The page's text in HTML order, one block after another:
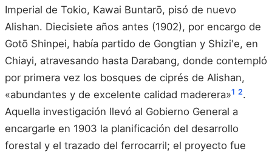
Imperial de Tokio, Kawai Buntarō, pisó de nuevo
Alishan. Diecisiete años antes (1902), por encargo de
Gotō Shinpei, había partido de Gongtian y Shizi'e, en
Chiayi, atravesando hasta Darabang, donde contempló
por primera vez los bosques de ciprés de Alishan,
«abundantes y de excelente calidad maderera»1 2.
Aquella investigación llevó al Gobierno General a
encargarle en 1903 la planificación del desarrollo
forestal y el trazado del ferrocarril; el proyecto fue